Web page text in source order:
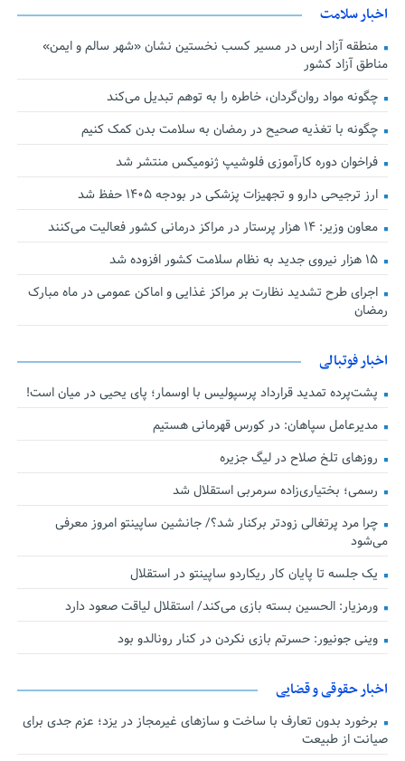
اخبار سلامت
منطقه آزاد ارس در مسیر کسب نخستین نشان «شهر سالم و ایمن»
مناطق آزاد کشور
چگونه مواد روان‌گردان، خاطره را به توهم تبدیل می‌کند
چگونه با تغذیه صحیح در رمضان به سلامت بدن کمک کنیم
فراخوان دوره کارآموزی فلوشیپ ژنومیکس منتشر شد
ارز ترجیحی دارو و تجهیزات پزشکی در بودجه ۱۴۰۵ حفظ شد
معاون وزیر: ۱۴ هزار پرستار در مراکز درمانی کشور فعالیت می‌کنند
۱۵ هزار نیروی جدید به نظام سلامت کشور افزوده شد
اجرای طرح تشدید نظارت بر مراکز غذایی و اماکن عمومی در ماه مبارک
رمضان
اخبار فوتبالی
پشت‌پرده تمدید قرارداد پرسپولیس با اوسمار؛ پای یحیی در میان است!
مدیرعامل سپاهان: در کورس قهرمانی هستیم
روزهای تلخ صلاح در لیگ جزیره
رسمی؛ بختیاری‌زاده سرمربی استقلال شد
چرا مرد پرتغالی زودتر برکنار شد؟/ جانشین ساپینتو امروز معرفی
می‌شود
یک جلسه تا پایان کار ریکاردو ساپینتو در استقلال
ورمزیار: الحسین بسته بازی می‌کند/ استقلال لیاقت صعود دارد
وینی جونیور: حسرتم بازی نکردن در کنار رونالدو بود
اخبار حقوقی و قضایی
برخورد بدون تعارف با ساخت‌ و سازهای غیرمجاز در یزد؛ عزم جدی برای
صیانت از طبیعت